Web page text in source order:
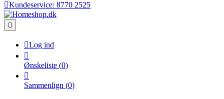
Kundeservice: 8770 2525

Log ind

Ønskeliste (0)

Sammenlign (0)